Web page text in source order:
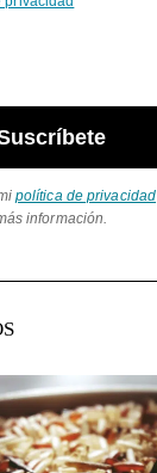
política de privacidad
información.